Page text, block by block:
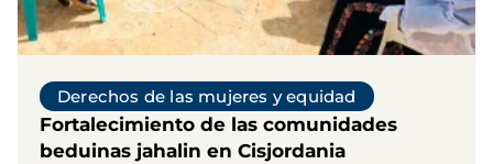
Derechos de las mujeres y equidad
Fortalecimiento de las comunidades
beduinas jahalin en Cisjordania